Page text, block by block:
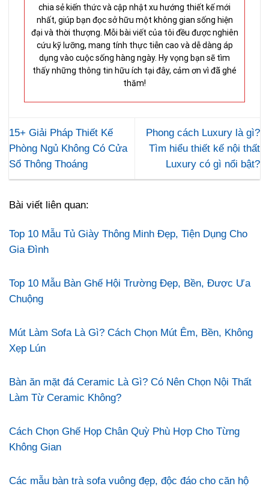
chia sẻ kiến thức và cập nhật xu hướng thiết kế mới
nhất, giúp bạn đọc sở hữu một không gian sống hiện
đại và thời thượng. Mỗi bài viết của tôi đều được nghiên
cứu kỹ lưỡng, mang tính thực tiễn cao và dễ dàng áp
dụng vào cuộc sống hàng ngày. Hy vọng bạn sẽ tìm
thấy những thông tin hữu ích tại đây, cảm ơn vì đã ghé
thăm!
15+ Giải Pháp Thiết Kế
Phòng Ngủ Không Có Cửa
Sổ Thông Thoáng
Phong cách Luxury là gì?
Tìm hiểu thiết kế nội thất
Luxury có gì nổi bật?
Bài viết liên quan:
Top 10 Mẫu Tủ Giày Thông Minh Đẹp, Tiện Dụng Cho
Gia Đình
Top 10 Mẫu Bàn Ghế Hội Trường Đẹp, Bền, Được Ưa
Chuộng
Mút Làm Sofa Là Gì? Cách Chọn Mút Êm, Bền, Không
Xẹp Lún
Bàn ăn mặt đá Ceramic Là Gì? Có Nên Chọn Nội Thất
Làm Từ Ceramic Không?
Cách Chọn Ghế Họp Chân Quỳ Phù Hợp Cho Từng
Không Gian
Các mẫu bàn trà sofa vuông đẹp, độc đáo cho căn hộ